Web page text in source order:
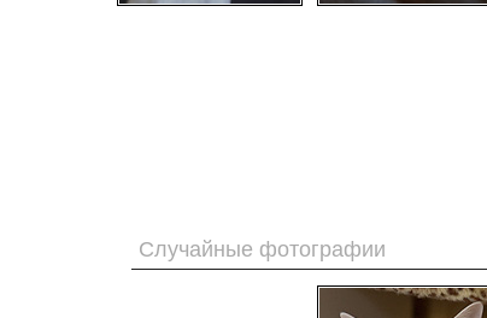
Случайные фотографии